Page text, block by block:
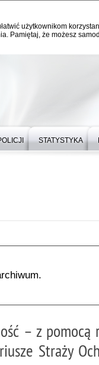
użytkownikom
Pamiętaj, że możesz
STATYSTYKA
– z pomocą
Straży